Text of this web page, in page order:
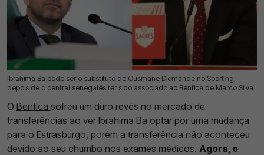
Ibrahima Ba pode ser o substituto de Ousmane Diomande no Sporting,
depois de o central senegalês ter sido associado ao Benfica de Marco Silva
22 Jul 2026 | 12:38 | 0
O Benfica sofreu um duro revés no mercado de
transferências ao ver Ibrahima Ba optar por uma mudança
para o Estrasburgo, porém a transferência não aconteceu
devido ao seu chumbo nos exames médicos. Agora, o